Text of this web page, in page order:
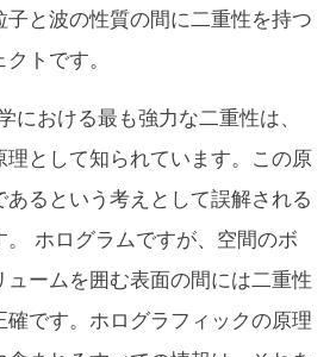
子と波の性質の間に二重性を持つ
トです。
における最も強力な二重性は、
理として知られています。この原
あるという考えとして誤解される
。 ホログラムですが、空間のボ
ュームを囲む表面の間には二重性
確です。ホログラフィックの原理